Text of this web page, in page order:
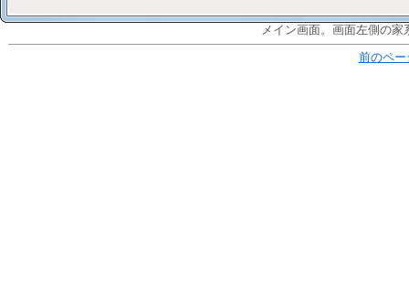
メイン画面。画面左側の
前のペ